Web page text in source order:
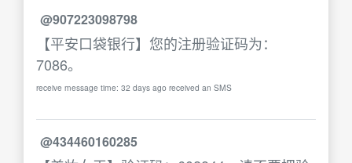
@907223098798
【平安口袋银行】您的注册验证码为：
7086。
receive message time: 32 days ago received an SMS
@434460160285